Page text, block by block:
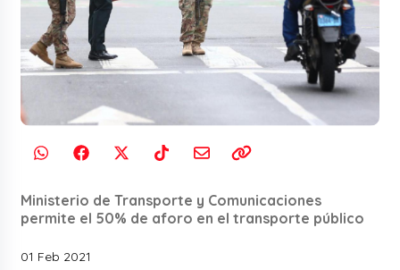
Ministerio de Transporte y Comunicaciones
permite el 50% de aforo en el transporte público
01 Feb 2021